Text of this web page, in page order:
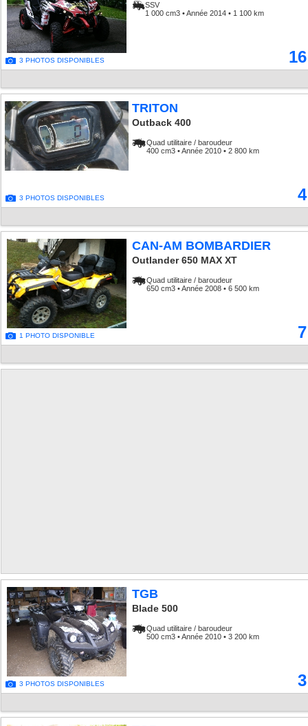
3 PHOTOS DISPONIBLES
SSV
1 000 cm3 • Année 2014 • 1 100 km
3 PHOTOS DISPONIBLES
TRITON
Outback 400
Quad utilitaire / baroudeur
400 cm3 • Année 2010 • 2 800 km
1 PHOTO DISPONIBLE
CAN-AM BOMBARDIER
Outlander 650 MAX XT
Quad utilitaire / baroudeur
650 cm3 • Année 2008 • 6 500 km
3 PHOTOS DISPONIBLES
TGB
Blade 500
Quad utilitaire / baroudeur
500 cm3 • Année 2010 • 3 200 km